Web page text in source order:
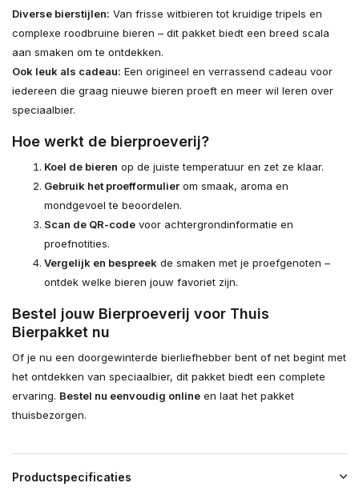
Diverse bierstijlen: Van frisse witbieren tot kruidige tripels en
complexe roodbruine bieren – dit pakket biedt een breed scala
aan smaken om te ontdekken.
Ook leuk als cadeau: Een origineel en verrassend cadeau voor
iedereen die graag nieuwe bieren proeft en meer wil leren over
speciaalbier.
Hoe werkt de bierproeverij?
Koel de bieren op de juiste temperatuur en zet ze klaar.
Gebruik het proefformulier om smaak, aroma en
mondgevoel te beoordelen.
Scan de QR-code voor achtergrondinformatie en
proefnotities.
Vergelijk en bespreek de smaken met je proefgenoten –
ontdek welke bieren jouw favoriet zijn.
Bestel jouw Bierproeverij voor Thuis
Bierpakket nu
Of je nu een doorgewinterde bierliefhebber bent of net begint met
het ontdekken van speciaalbier, dit pakket biedt een complete
ervaring. Bestel nu eenvoudig online en laat het pakket
thuisbezorgen.
Productspecificaties